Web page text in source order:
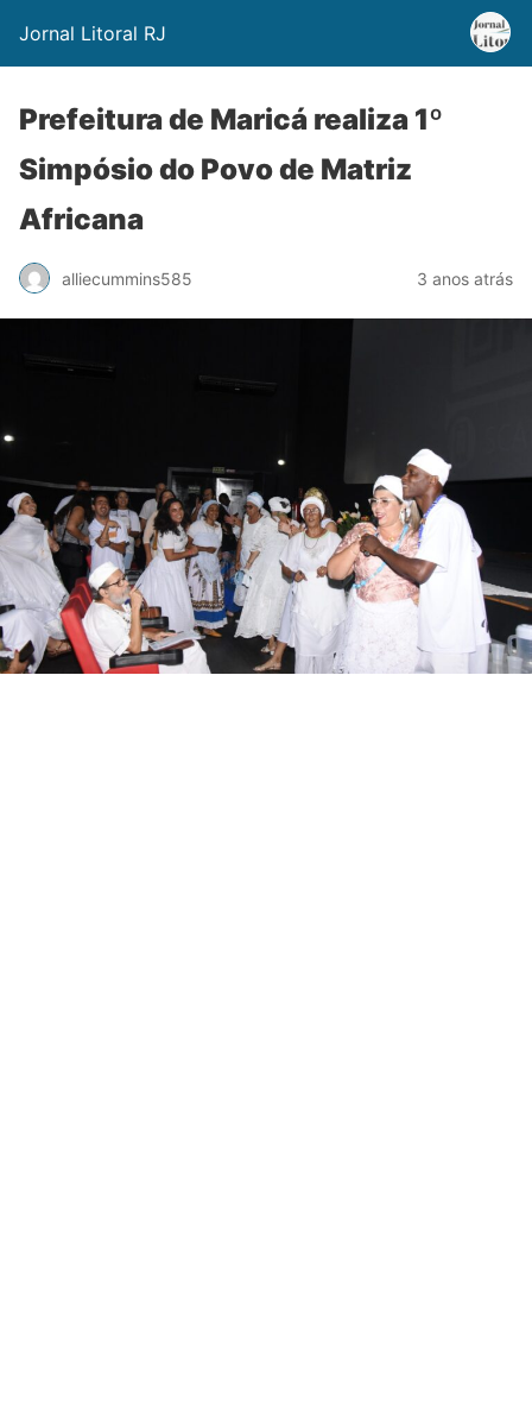
Jornal Litoral RJ
Prefeitura de Maricá realiza 1º
Simpósio do Povo de Matriz
Africana
alliecummins585 3 anos atrás